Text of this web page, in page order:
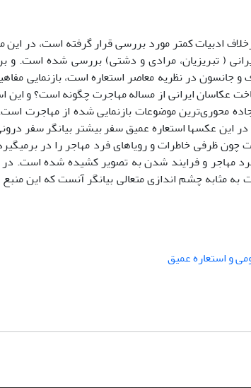
کمتر مورد بررسی قرار گرفته است، در این
( تبریزیان، مرادی و دشتی) بررسی شده است. و
و جانسون در نظریه معاصر استعاره است، بازنمایی
ایرانی از مساله مهاجرت چگونه است؟ و این
محوری‌ترین موضوعات بازنمایی شده از مهاجرت است.
این عکسها استعاره عمیق سفر بیشتر بیانگر سفر
ظرفی خاطرات و رویاهای فرد مهاجر را در
مهاجر و فرایند شدن به تصویر کشیده شده است.
مثابه چشم اندازی متعالی بیانگر آنست که این
و استعاره عمیق